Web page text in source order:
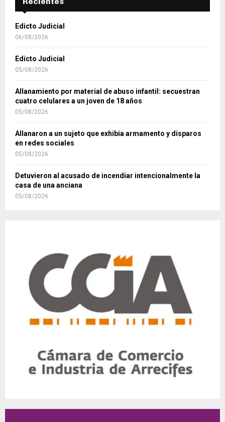
Edicto Judicial
06/08/2026
Edicto Judicial
05/08/2026
Allanamiento por material de abuso infantil: secuestran
cuatro celulares a un joven de 18 años
05/08/2026
Allanaron a un sujeto que exhibía armamento y disparos
en redes sociales
05/08/2026
Detuvieron al acusado de incendiar intencionalmente la
casa de una anciana
05/08/2026